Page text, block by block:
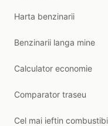
Harta benzinarii
Benzinarii langa mine
Calculator economie
Comparator traseu
Cel mai ieftin